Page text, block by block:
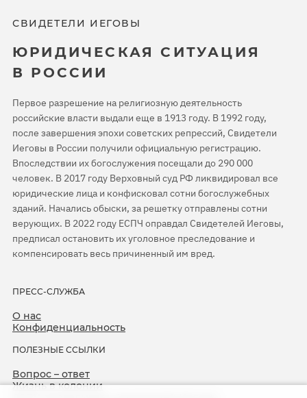
СВИДЕТЕЛИ ИЕГОВЫ
ЮРИДИЧЕСКАЯ СИТУАЦИЯ
В РОССИИ
Первое разрешение на религиозную деятельность
российские власти выдали еще в 1913 году. В 1992 году,
после завершения эпохи советских репрессий, Свидетели
Иеговы в России получили официальную регистрацию.
Впоследствии их богослужения посещали до 290 000
человек. В 2017 году Верховный суд РФ ликвидировал все
юридические лица и конфисковал сотни богослужебных
зданий. Начались обыски, за решетку отправлены сотни
верующих. В 2022 году ЕСПЧ оправдал Свидетелей Иеговы,
предписал остановить их уголовное преследование и
компенсировать весь причиненный им вред.
ПРЕСС-СЛУЖБА
О нас
Конфиденциальность
ПОЛЕЗНЫЕ ССЫЛКИ
Вопрос – ответ
Жизнь в колонии